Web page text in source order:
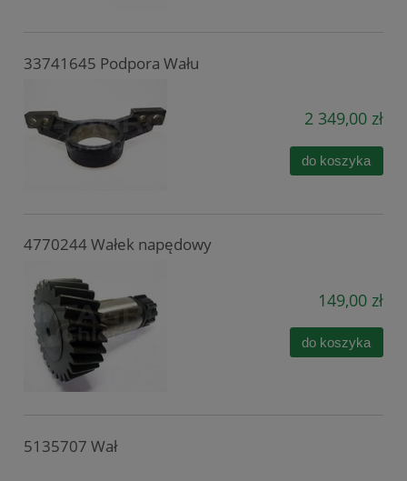
33741645 Podpora Wału
2 349,00 zł
do koszyka
4770244 Wałek napędowy
149,00 zł
do koszyka
5135707 Wał